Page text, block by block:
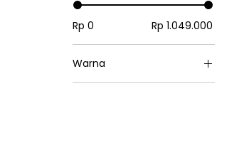
Rp 0 Rp 1.049.000
Warna